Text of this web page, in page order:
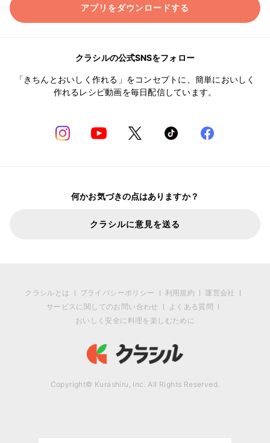
アプリをダウンロードする
クラシルの公式SNSをフォロー
「きちんとおいしく作れる」をコンセプトに、簡単においしく
作れるレシピ動画を毎日配信しています。
何かお気づきの点はありますか？
クラシルに意見を送る
クラシルとは プライバシーポリシー 利用規約
運営会社
サービスに関してのお問い合わせ
よくある質問
おいしく安全に料理を楽しむために
Copyright© Kurashiru, Inc. All Rights Reserved.